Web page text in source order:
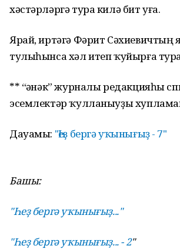
хәстәрләргә тура килә бит уға.
Ярай, иртәгә Фәрит
тулыһынса хәл итеп ҡуйырға
** “Һәнәк” журналы редакцияһы
эсемлектәр ҡулланыуҙы
Дауамы: "Һеҙ бергә уҡынығыҙ - 7"
Башы:
"Һеҙ бергә уҡынығыҙ..."
"Һеҙ бергә уҡынығыҙ... - 2"